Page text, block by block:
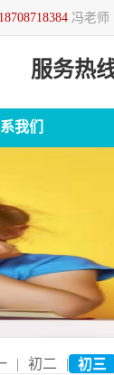
18708718384 冯老师
服务热
我们
| 初二 | 初三